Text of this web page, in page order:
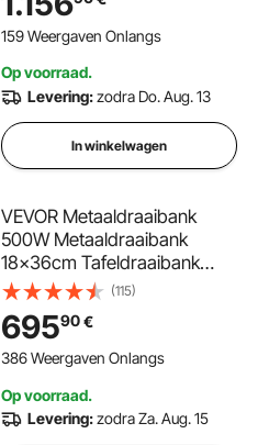
driehoekige ondersteuning,
geschikt voor buigen, richten
159 Weergaven Onlangs
Op voorraad.
Levering:zodra Do. Aug. 13
In winkelwagen
VEVOR Metaaldraaibank
500W Metaaldraaibank
18x36cm Tafeldraaibank
Gemaakt van HT200 gietijzer
0-2200 tpm Poly-V-
riemaandrijving 20 mm
boring door spindel Geschikt
(115)
69590€
386 Weergaven Onlangs
Op voorraad.
Levering:zodra Za. Aug. 15